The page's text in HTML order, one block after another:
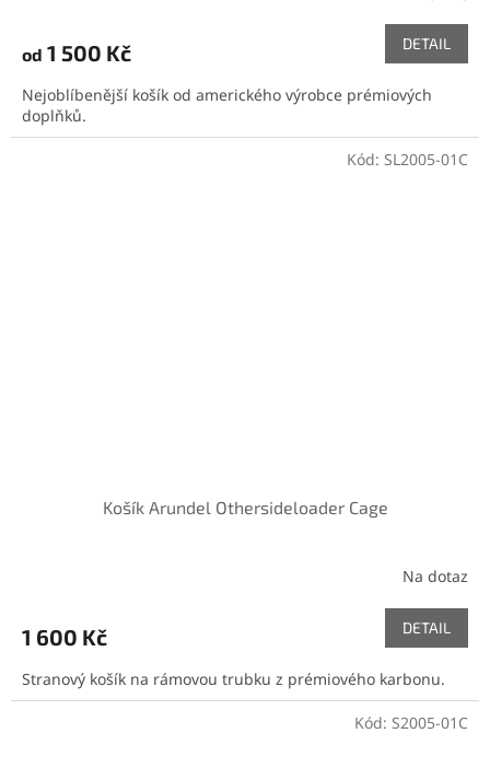
od 1 500 Kč DETAIL
Nejoblíbenější košík od amerického výrobce prémiových
doplňků.
Košík Arundel Othersideloader Cage
Na dotaz
1 600 Kč DETAIL
Stranový košík na rámovou trubku z prémiového karbonu.
Kód: SL2005-01C
Kód: S2005-01C